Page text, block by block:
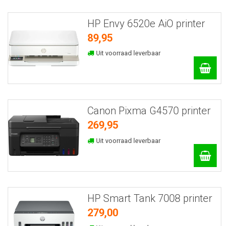
HP Envy 6520e AiO printer
89,95
Uit voorraad leverbaar
Canon Pixma G4570 printer
269,95
Uit voorraad leverbaar
HP Smart Tank 7008 printer
279,00